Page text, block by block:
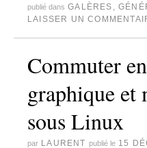
publié dans GALÈRES ,
LAISSER UN
Commuter
graphique et
sous Linux
par LAURENT publié le 15